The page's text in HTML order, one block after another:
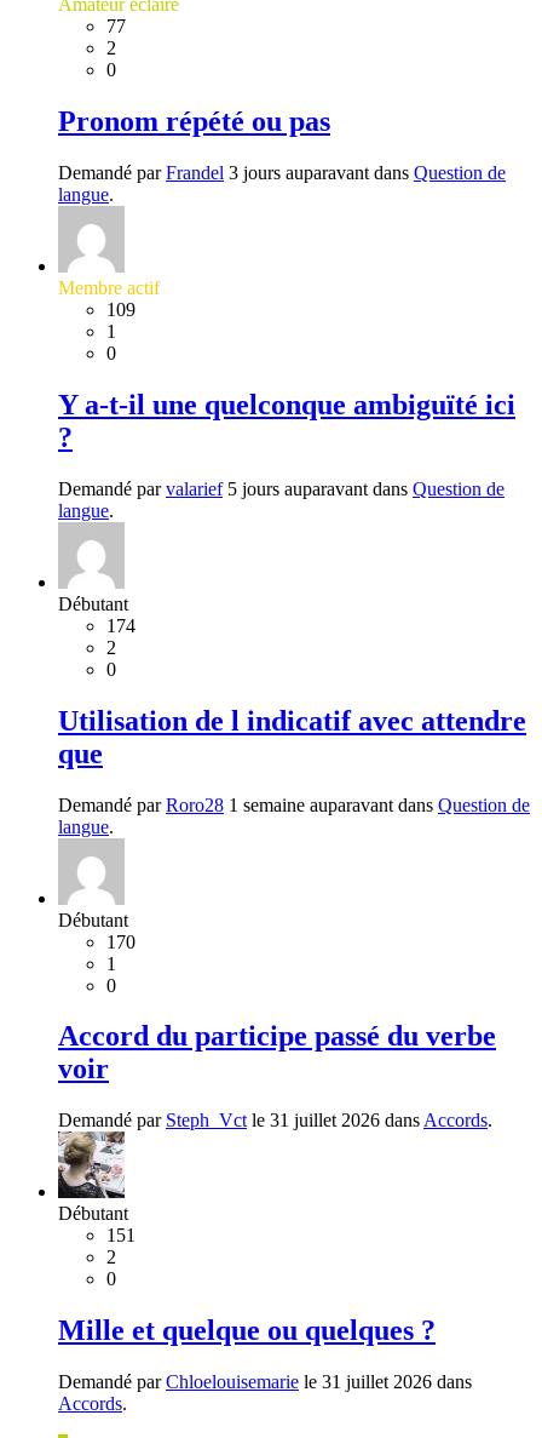
Amateur éclairé
77
2
0
Pronom répété ou pas
Demandé parFrandel 3 jours auparavant dans Question de
langue.
Membre actif
109
1
0
Y a-t-il une quelconque ambiguïté ici
?
Demandé parvalarief5 jours auparavant dans Question de
langue.
Débutant
174
2
0
Utilisation de l indicatif avec attendre
que
Demandé parRoro28 1 semaine auparavant dans Question de
langue.
Débutant
170
1
0
Accord du participe passé du verbe
voir
Demandé par Steph_Vct le 31 juillet 2026 dans Accords.
Débutant
151
2
0
Mille et quelque ou quelques ?
Demandé parChloelouisemarie le 31 juillet 2026 dans
Accords.